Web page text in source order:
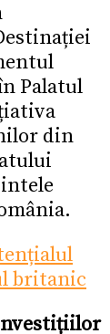
Palatul
din